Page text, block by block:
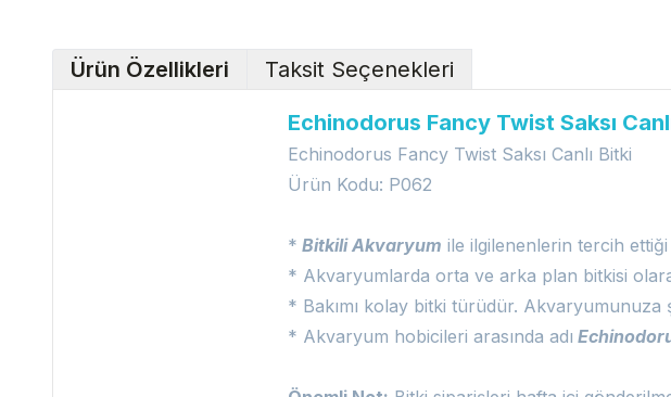
Ürün Özellikleri Taksit Seçenekleri
Echinodorus Fancy Twist Saksı
Echinodorus Fancy Twist Saksı Canlı Bitki
Ürün Kodu: P062
* Bitkili Akvaryum ile ilgilenenlerin tercih ettiği
* Akvaryumlarda orta ve arka plan bitkisi
* Bakımı kolay bitki türüdür. Akvaryumunuza
* Akvaryum hobicileri arasında adı